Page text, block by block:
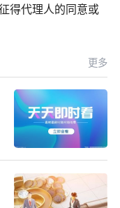
得代理人的同意或
更多